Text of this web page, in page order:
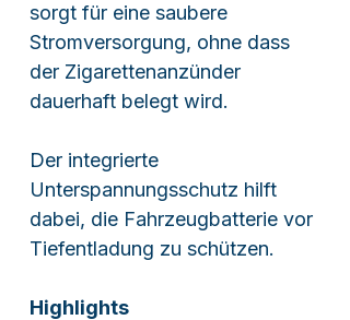
sorgt für eine saubere
Stromversorgung, ohne dass
der Zigarettenanzünder
dauerhaft belegt wird.
Der integrierte
Unterspannungsschutz hilft
dabei, die Fahrzeugbatterie vor
Tiefentladung zu schützen.
Highlights